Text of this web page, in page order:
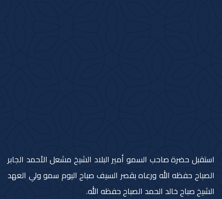
استقبل حضرة صاحب السمو أمير البلاد الشيخ مشعل الأحمد الجابر
الصباح حفظه الله ورعاه بقصر السيف صباح اليوم سمو ولي العهد
الشيخ صباح خالد الحمد الصباح حفظه الله.